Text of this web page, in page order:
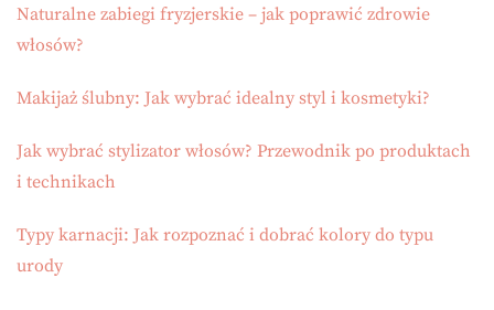
Naturalne zabiegi fryzjerskie – jak poprawić zdrowie
włosów?
Makijaż ślubny: Jak wybrać idealny styl i kosmetyki?
Jak wybrać stylizator włosów? Przewodnik po produktach
i technikach
Typy karnacji: Jak rozpoznać i dobrać kolory do typu
urody